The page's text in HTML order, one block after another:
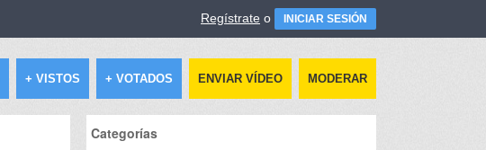
Regístrate o INICIAR SESIÓN
+ VISTOS + VOTADOS ENVIAR VÍDEO MODERAR
Categorías